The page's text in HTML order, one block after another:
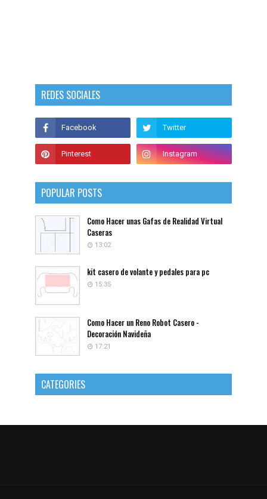
REDES SOCIALES
POPULAR POSTS
Como Hacer unas Gafas de Realidad Virtual
Caseras
13:02
kit casero de volante y pedales para pc
15:35
Como Hacer un Reno Robot Casero -
Decoración Navideña
17:21
CATEGORIES